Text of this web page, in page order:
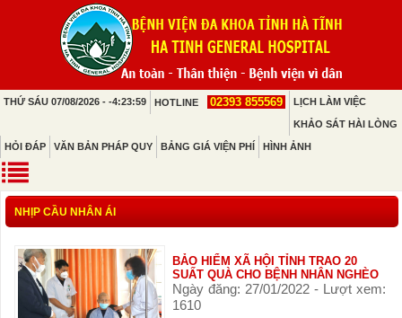
THỨ SÁU 07/08/2026 - -4:23:59 HOTLINE 02393 855569 LỊCH LÀM VIỆC
KHẢO SÁT HÀI LÒNG
HỎI ĐÁP VĂN BẢN PHÁP QUY BẢNG GIÁ VIỆN PHÍ HÌNH ẢNH
NHỊP CẦU NHÂN ÁI
BẢO HIỂM XÃ HỘI TỈNH TRAO 20
SUẤT QUÀ CHO BỆNH NHÂN NGHÈO
Ngày đăng: 27/01/2022 - Lượt xem:
1610